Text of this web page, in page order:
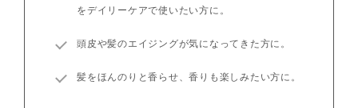
をデイリーケアで使いたい方に。
頭皮や髪のエイジングが気になってきた方に。
髪をほんのりと香らせ、香りも楽しみたい方に。